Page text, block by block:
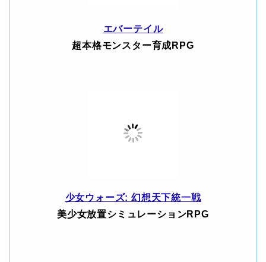
エバーテイル
超本格モンスター育成RPG
少女ウォーズ: 幻想天下統一戦
美少女放置シミュレーションRPG